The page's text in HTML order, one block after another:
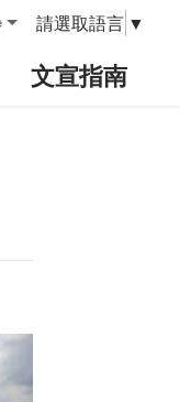
請選取語言 ▼
文宣指南